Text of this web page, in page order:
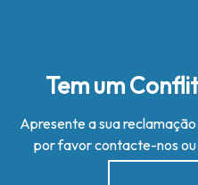
Tem um
Apresente a sua
por favor contacte-nos